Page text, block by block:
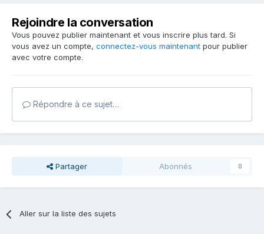
Rejoindre la conversation
Vous pouvez publier maintenant et vous inscrire plus tard. Si
vous avez un compte, connectez-vous maintenant pour publier
avec votre compte.
Répondre à ce sujet…
Partager Abonnés 0
Aller sur la liste des sujets